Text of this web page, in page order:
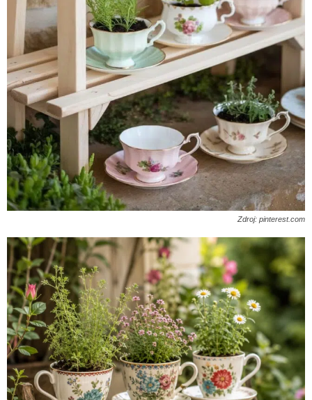
Zdroj: pinterest.com